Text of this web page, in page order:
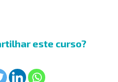
este curso?